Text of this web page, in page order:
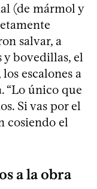
(de mármol y
salvar, a
y bovedillas, el
escalones a
“Lo único que
Si vas por el
cosiendo el
a la obra